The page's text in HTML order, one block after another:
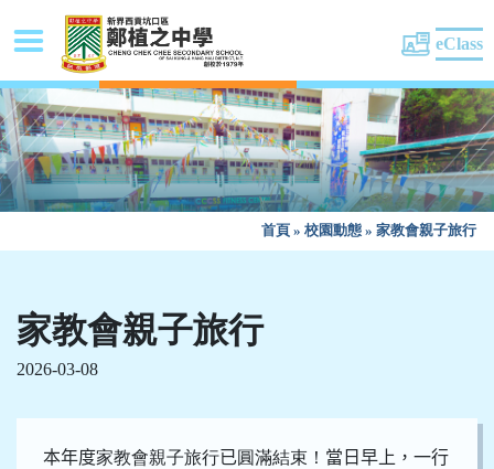
eClass
首頁 » 校園動態 » 家教會親子旅行
家教會親子旅行
2026-03-08
本年度家教會親子旅行已圓滿結束！ 當日早上，一行